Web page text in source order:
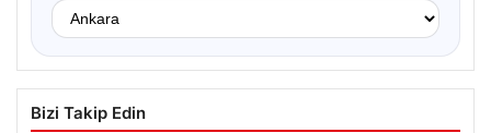
Bizi Takip Edin